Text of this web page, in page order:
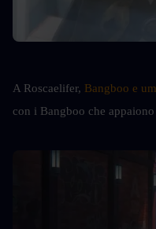
A Roscaelifer, Bangboo e
con i Bangboo che